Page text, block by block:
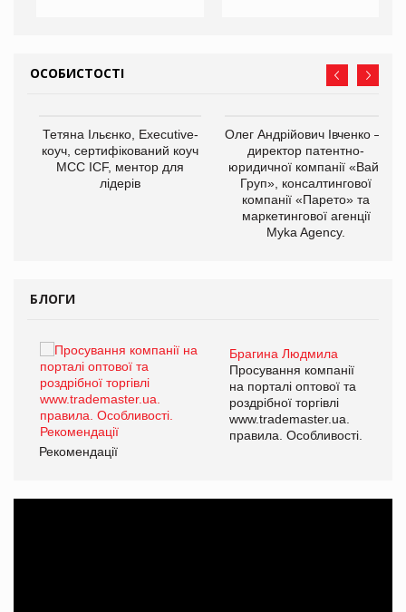
ОСОБИСТОСТІ
Тетяна Ільєнко, Executive-
коуч, сертифікований коуч
МСС ICF, ментор для
лідерів
Олег Андрійович Івченко —
директор патентно-
юридичної компанії «Вайз
Груп», консалтингової
компанії «Парето» та
маркетингової агенції
Myka Agency.
БЛОГИ
Брагина Людмила
Просування компанії
на порталі оптової та
роздрібної торгівлі
www.trademaster.ua.
правила. Особливості.
Рекомендації